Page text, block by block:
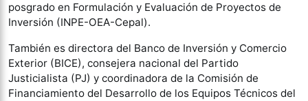
posgrado en Formulación y Evaluación de Proyectos de
Inversión (INPE-OEA-Cepal).
También es directora del Banco de Inversión y Comercio
Exterior (BICE), consejera nacional del Partido
Justicialista (PJ) y coordinadora de la Comisión de
Financiamiento del Desarrollo de los Equipos Técnicos del